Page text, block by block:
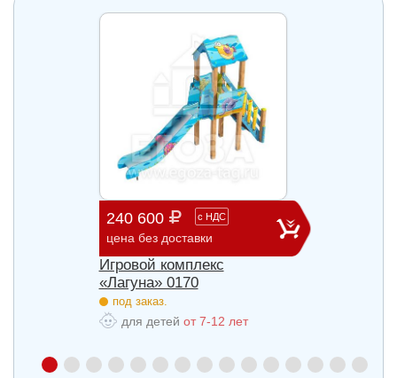
240 600 с НДС
цена без доставки
Игровой комплекс
«Лагуна» 0170
под заказ.
для детей от 7-12 лет